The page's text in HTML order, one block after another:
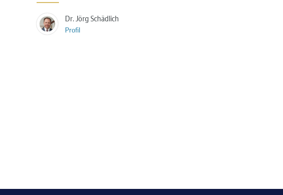
Dr. Jörg Schädlich
Profil